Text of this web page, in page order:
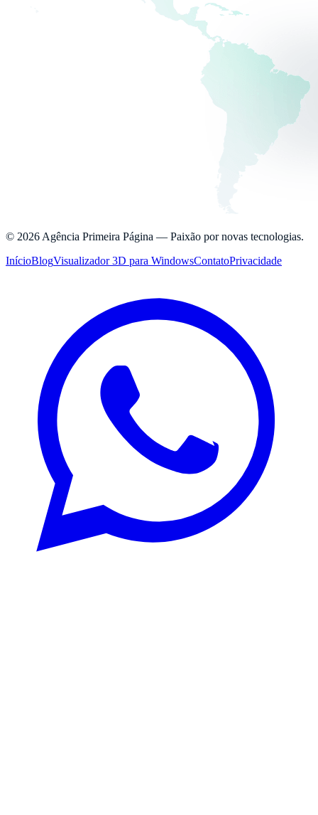
© 2026 Agência Primeira Página — Paixão por novas tecnologias.
InícioBlogVisualizador 3D para WindowsContatoPrivacidade